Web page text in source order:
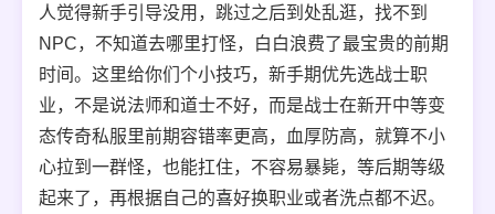
人觉得新手引导没用，跳过之后到处乱逛，找不到
NPC，不知道去哪里打怪，白白浪费了最宝贵的前期
时间。这里给你们个小技巧，新手期优先选战士职
业，不是说法师和道士不好，而是战士在新开中等变
态传奇私服里前期容错率更高，血厚防高，就算不小
心拉到一群怪，也能扛住，不容易暴毙，等后期等级
起来了，再根据自己的喜好换职业或者洗点都不迟。